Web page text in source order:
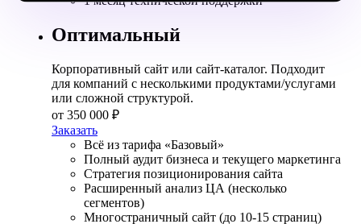
Оптимальный
Корпоративный сайт или сайт-каталог. Подходит
для компаний с несколькими продуктами/услугами
или сложной структурой.
от 350 000 ₽
Заказать
Всё из тарифа «Базовый»
Полный аудит бизнеса и текущего маркетинга
Стратегия позиционирования сайта
Расширенный анализ ЦА (несколько
сегментов)
Многостраничный сайт (до 10-15 страниц)